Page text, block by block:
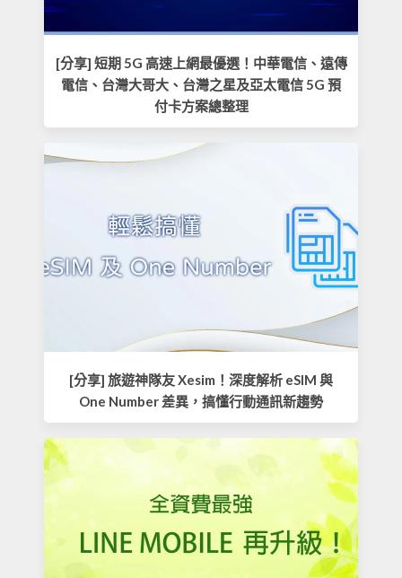
[分享] 短期 5G 高速上網最優選！中華電信、遠傳
電信、台灣大哥大、台灣之星及亞太電信 5G 預
付卡方案總整理
[分享] 旅遊神隊友 Xesim！深度解析 eSIM 與
One Number 差異，搞懂行動通訊新趨勢